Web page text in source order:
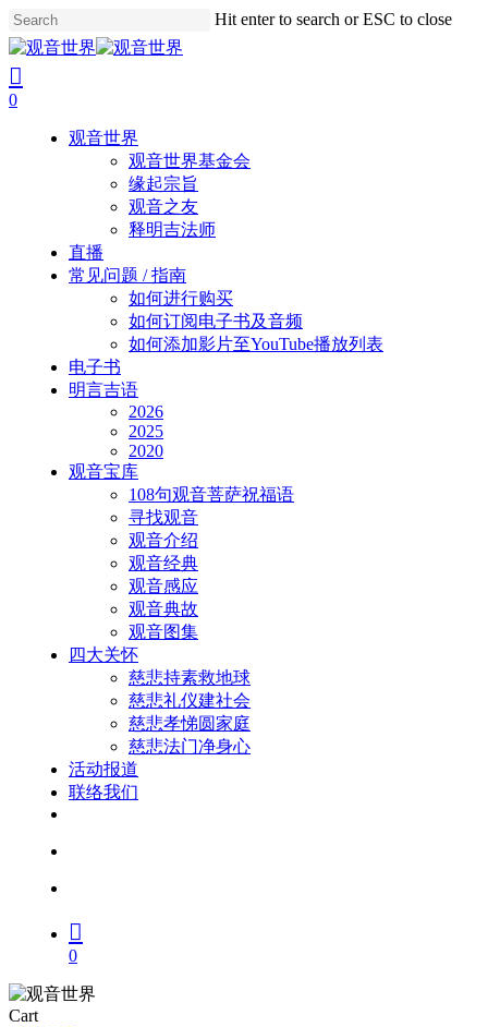
Skip
to
main
content
Hit enter to search or ESC to close
Close
Search
search
account
0
观音世界
观音世界基金会
缘起宗旨
观音之友
释明吉法师
直播
常见问题 / 指南
如何进行购买
如何订阅电子书及音频
如何添加影片至YouTube播放列表
电子书
明言吉语
2026
2025
2020
观音宝库
108句观音菩萨祝福语
寻找观音
观音介绍
观音经典
观音感应
观音典故
观音图集
四大关怀
慈悲持素救地球
慈悲礼仪建社会
慈悲孝悌圆家庭
慈悲法门净身心
活动报道
联络我们
0
CartClose